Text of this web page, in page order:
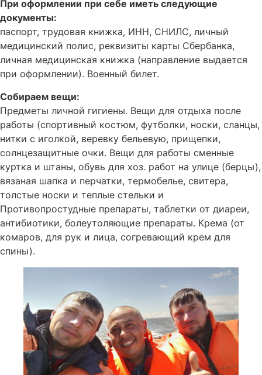
При оформлении при себе иметь следующие
документы:
паспорт, трудовая книжка, ИНН, СНИЛС, личный
медицинский полис, реквизиты карты Сбербанка,
личная медицинская книжка (направление выдается
при оформлении). Военный билет.
Собираем вещи:
Предметы личной гигиены. Вещи для отдыха после
работы (спортивный костюм, футболки, носки, сланцы,
нитки с иголкой, веревку бельевую, прищепки,
солнцезащитные очки. Вещи для работы сменные
куртка и штаны, обувь для хоз. работ на улице (берцы),
вязаная шапка и перчатки, термобелье, свитера,
толстые носки и теплые стельки и
Противопростудные препараты, таблетки от диареи,
антибиотики, болеутоляющие препараты. Крема (от
комаров, для рук и лица, согревающий крем для
спины).